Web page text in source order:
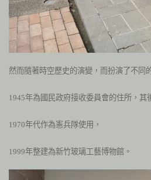
然而隨著時空歷史的演變，而扮演了不同
1945年為國民政府接收委員會的住所，其
1970年代作為憲兵隊使用，
1999年整建為新竹玻璃工藝博物館。